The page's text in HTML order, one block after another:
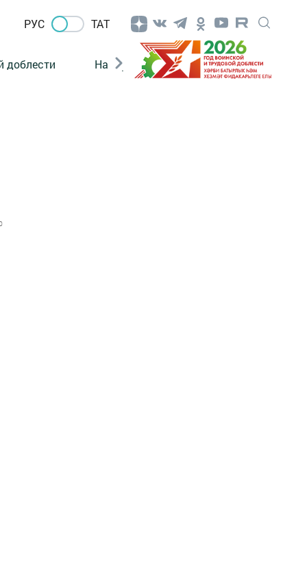
РУС ТАТ
доблести Нацпроекты Поколение будущего